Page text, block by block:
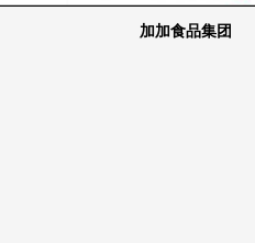
加加食品集团